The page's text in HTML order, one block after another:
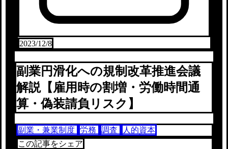
2023/12/8
副業円滑化への規制改革推進会議
解説【雇用時の割増・労働時間通
算・偽装請負リスク】
副業・兼業制度 労務 調査
人的資本
この記事をシェア